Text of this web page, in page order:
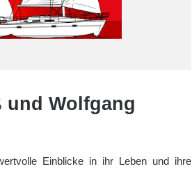
und Wolfgang
Einblicke in ihr Leben und ihre